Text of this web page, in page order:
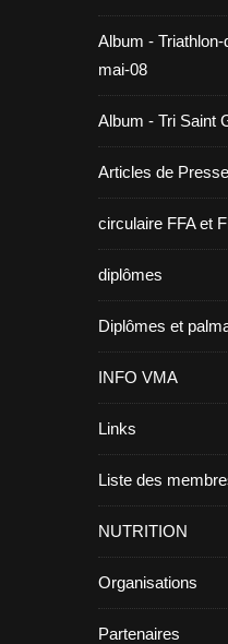
Album -
mai-08
Album - Tri Saint
Articles de Presse
circulaire FFA et
diplômes
Diplômes et
INFO VMA
Links
Liste des
NUTRITION
Organisations
Partenaires